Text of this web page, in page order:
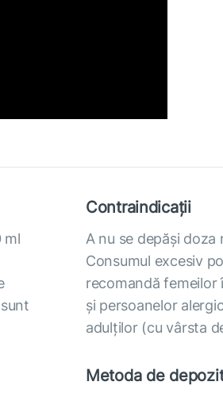
ml
Contraindicații
A nu se depăși
Consumul excesiv
recomandă femeilor
și persoanelor
adulților (cu vârsta
Metoda de